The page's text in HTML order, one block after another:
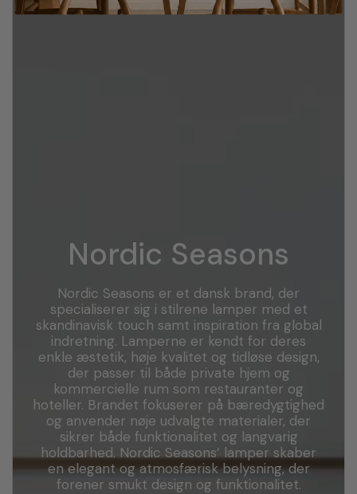
Nordic Seasons
Nordic Seasons er et dansk brand, der
specialiserer sig i stilrene lamper med et
skandinavisk touch samt inspiration fra global
indretning. Lamperne er kendt for deres
enkle æstetik, høje kvalitet og tidløse design,
der passer til både private hjem og
kommercielle rum som restauranter og
hoteller. Brandet fokuserer på bæredygtighed
og anvender nøje udvalgte materialer, der
sikrer både funktionalitet og langvarig
holdbarhed. Nordic Seasons’ lamper skaber
en elegant og atmosfærisk belysning, der
forener smukt design og funktionalitet.